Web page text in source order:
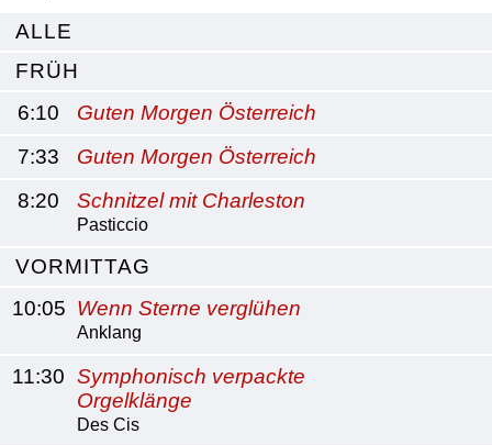
ALLE
FRÜH
6:10
Guten Morgen Österreich
7:33
Guten Morgen Österreich
8:20
Schnitzel mit Charleston
Pasticcio
VORMITTAG
10:05 Wenn Sterne verglühen
Anklang
11:30 Symphonisch verpackte
Orgelklänge
Des Cis